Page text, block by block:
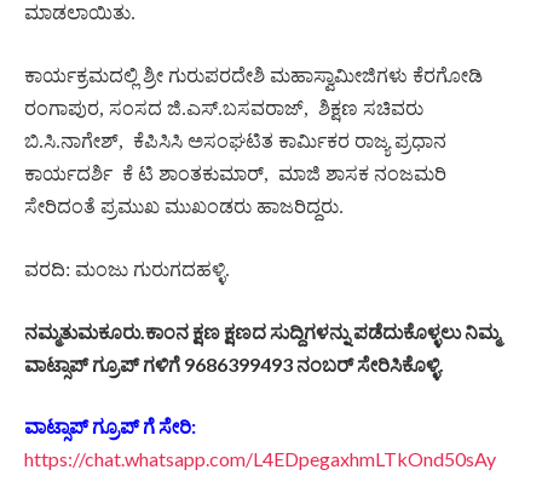
ಮಾಡಲಾಯಿತು.
ಕಾರ್ಯಕ್ರಮದಲ್ಲಿ ಶ್ರೀ ಗುರುಪರದೇಶಿ ಮಹಾಸ್ವಾಮೀಜಿಗಳು ಕೆರಗೋಡಿ
ರಂಗಾಪುರ, ಸಂಸದ ಜಿ.ಎಸ್.ಬಸವರಾಜ್, ಶಿಕ್ಷಣ ಸಚಿವರು
ಬಿ.ಸಿ.ನಾಗೇಶ್, ಕೆಪಿಸಿಸಿ ಅಸಂಘಟಿತ ಕಾರ್ಮಿಕರ ರಾಜ್ಯ ಪ್ರಧಾನ
ಕಾರ್ಯದರ್ಶಿ ಕೆ ಟಿ ಶಾಂತಕುಮಾರ್, ಮಾಜಿ ಶಾಸಕ ನಂಜಮರಿ
ಸೇರಿದಂತೆ ಪ್ರಮುಖ ಮುಖಂಡರು ಹಾಜರಿದ್ದರು.
ವರದಿ: ಮಂಜು ಗುರುಗದಹಳ್ಳಿ.
ನಮ್ಮತುಮಕೂರು.ಕಾಂನ ಕ್ಷಣ ಕ್ಷಣದ ಸುದ್ದಿಗಳನ್ನು ಪಡೆದುಕೊಳ್ಳಲು ನಿಮ್ಮ
ವಾಟ್ಸಾಪ್ ಗ್ರೂಪ್ ಗಳಿಗೆ 9686399493 ನಂಬರ್ ಸೇರಿಸಿಕೊಳ್ಳಿ.
ವಾಟ್ಸಾಪ್ ಗ್ರೂಪ್ ಗೆ ಸೇರಿ:
https://chat.whatsapp.com/L4EDpegaxhmLTkOnd50sAy